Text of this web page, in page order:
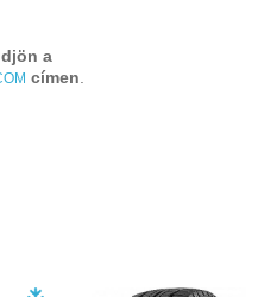
a
címen